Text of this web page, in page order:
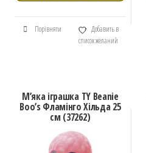
Порівняти
Добавить в
список желаний
М’яка іграшка TY Beanie
Boo’s Фламінго Хільда 25
см (37262)